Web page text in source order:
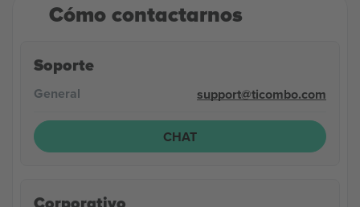
Cómo contactarnos
Soporte
General support@ticombo.com
CHAT